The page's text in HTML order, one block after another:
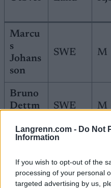
Langrenn.com - Do Not
Information
If you wish to opt-out of the
processing of your personal
targeted advertising by us,
Marcu
s
Johans
son
SWE M
Bruno
Dettm
SWE M
Stolpe